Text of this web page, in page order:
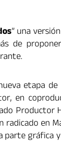
” una
de
etapa
en
Productor
radicado en
parte gráfica